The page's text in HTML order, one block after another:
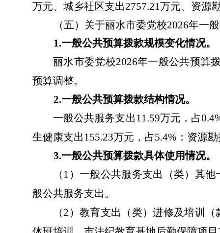
万元、城乡社区支出2757.21万元、资源
（五） 关于丽水市委党校2026年一
1.一般公共预算拨款规模变化情况。
丽水市委党校2026年一般公共预算
预算调整。
2.一般公共预算拨款结构情况。
一般公共服务支出 11.59万元，占
生健康支出 155.23万元，占5.4% ；资源
3.一般公共预算拨款具体使用情况。
（ 1 ）一般公共服务支出（类）其
般公共服务支出。
（2 ）教育支出（类）进修及培训